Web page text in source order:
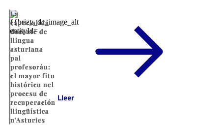
La
especialidá
docente de
llingua
asturiana
pal
profesoráu:
el mayor fitu
históricu nel
procesu de
recuperación
llingüística
n’Asturies
Lleer